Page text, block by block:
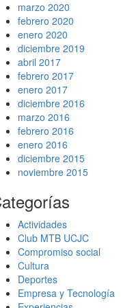
marzo 2020
febrero 2020
enero 2020
diciembre 2019
abril 2017
febrero 2017
enero 2017
diciembre 2016
marzo 2016
febrero 2016
enero 2016
diciembre 2015
noviembre 2015
Actividades
Club MTB UCJC
Compromiso social
Cultura
Deportes
Empresa y Tecnología